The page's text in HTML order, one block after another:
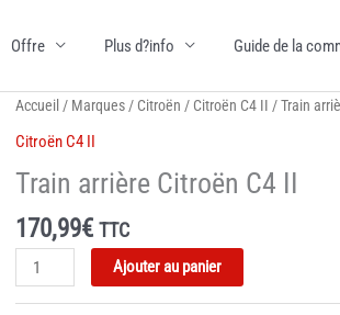
Offre Plus d?info Guide de la
Accueil / Marques / Citroën / Citroën C4 II / Train
Citroën C4 II
Train arrière Citroën C4 II
170,99€ TTC
quantité
de
Ajouter au panier